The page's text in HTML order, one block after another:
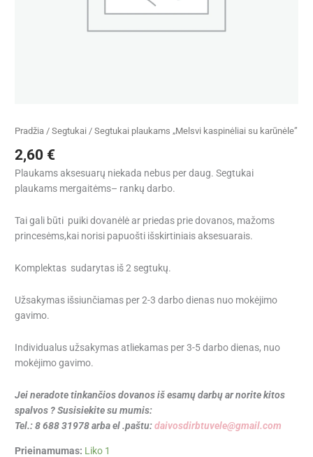
Pradžia /Segtukai / Segtukai plaukams „Melsvi kaspinėliai su karūnėle”
2,60 €
Plaukams aksesuarų niekada nebus per daug. Segtukai
plaukams mergaitėms– rankų darbo.
Tai gali būti puiki dovanėlė ar priedas prie dovanos, mažoms
princesėms,kai norisi papuošti išskirtiniais aksesuarais.
Komplektas sudarytas iš 2 segtukų.
Užsakymas išsiunčiamas per 2-3 darbo dienas nuo mokėjimo
gavimo.
Individualus užsakymas atliekamas per 3-5 darbo dienas, nuo
mokėjimo gavimo.
Jei neradote tinkančios dovanos iš esamų darbų ar norite kitos
spalvos ? Susisiekite su mumis:
Tel.: 8 688 31978 arba el .paštu:daivosdirbtuvele@gmail.com
Prieinamumas: Liko 1